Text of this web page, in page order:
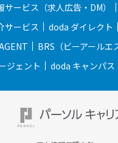
ービス（求人広告・DM）
サービス
doda ダイレクト
BRS（ビーアールエ
ジェント
doda キャンパス